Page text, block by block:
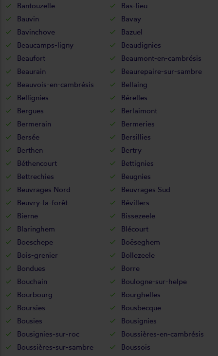
Bantouzelle
Bas-lieu
Bauvin
Bavay
Bavinchove
Bazuel
Beaucamps-ligny
Beaudignies
Beaufort
Beaumont-en-cambrésis
Beaurain
Beaurepaire-sur-sambre
Beauvois-en-cambrésis
Bellaing
Bellignies
Bérelles
Bergues
Berlaimont
Bermerain
Bermeries
Bersée
Bersillies
Berthen
Bertry
Béthencourt
Bettignies
Bettrechies
Beugnies
Beuvrages Nord
Beuvrages Sud
Beuvry-la-forêt
Bévillers
Bierne
Bissezeele
Blaringhem
Blécourt
Boeschepe
Boëseghem
Bois-grenier
Bollezeele
Bondues
Borre
Bouchain
Boulogne-sur-helpe
Bourbourg
Bourghelles
Boursies
Bousbecque
Bousies
Bousignies
Bousignies-sur-roc
Boussières-en-cambrésis
Boussières-sur-sambre
Boussois